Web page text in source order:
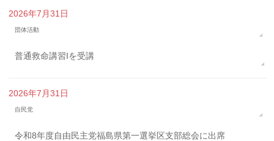
2026年7月31日
団体活動
普通救命講習Iを受講
2026年7月31日
自民党
令和8年度自由民主党福島県第一選挙区支部総会に出席